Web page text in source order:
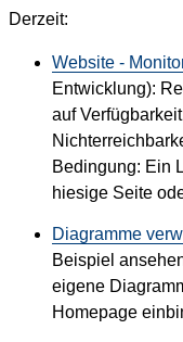
Derzeit:
Website -
Entwicklung):
auf
Bedingung: Ein
hiesige Seite
Diagramme
Beispiel
eigene
Homepage